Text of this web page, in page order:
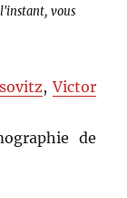
vous
,Victor
de